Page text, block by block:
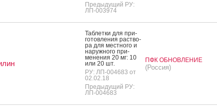
Предыдущий РУ:
ЛП-003974
Таб­летки для при­
готов­ле­ния рас­тво­
ра для мес­тно­го и
на­руж­но­го при­
мене­ния 20 мг: 10
или 20 шт.
РУ: ЛП-004683 от
02.02.18
Предыдущий РУ:
ЛП-004683
ПФК ОБНОВЛЕНИЕ
(Россия)